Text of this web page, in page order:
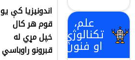
علم،
تکنالوژي
او فنون
اندونيزيا کې یو
قوم هر کال
خپل مړي له
قبرونو راوباسي